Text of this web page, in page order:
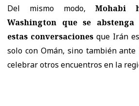
Del mismo modo, Mohabi
Washington que se
estas conversaciones que Irán
solo con Omán, sino también
celebrar otros encuentros en la